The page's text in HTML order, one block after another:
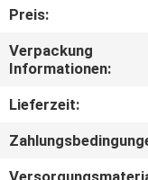
TRETEN
SIE
Preis:
Verpackung
Informationen:
Lieferzeit: